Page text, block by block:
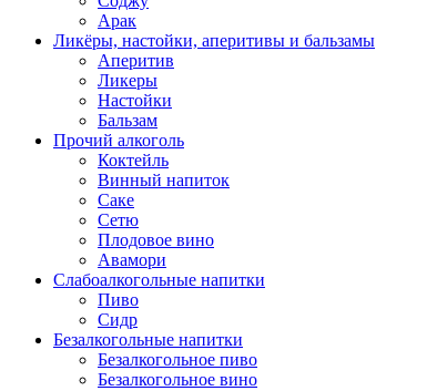
Арак
Ликёры, настойки, аперитивы и бальзамы
Аперитив
Ликеры
Настойки
Бальзам
Прочий алкоголь
Коктейль
Винный напиток
Саке
Сетю
Плодовое вино
Авамори
Слабоалкогольные напитки
Пиво
Сидр
Безалкогольные напитки
Безалкогольное пиво
Безалкогольное вино